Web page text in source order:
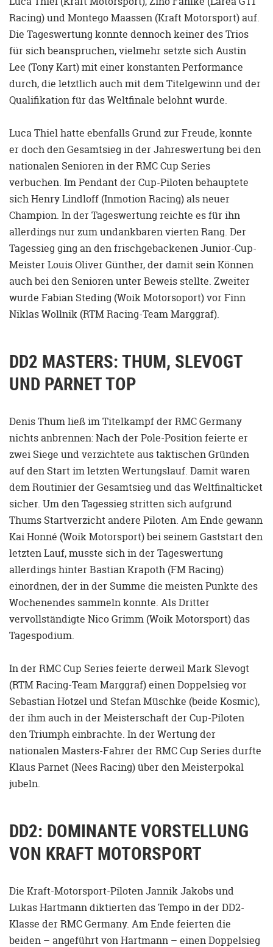
Racing) und Montego Maassen (Kraft Motorsport) auf.
Die Tageswertung konnte dennoch keiner des Trios
für sich beanspruchen, vielmehr setzte sich Austin
Lee (Tony Kart) mit einer konstanten Performance
durch, die letztlich auch mit dem Titelgewinn und der
Qualifikation für das Weltfinale belohnt wurde.
Luca Thiel hatte ebenfalls Grund zur Freude, konnte
er doch den Gesamtsieg in der Jahreswertung bei den
nationalen Senioren in der RMC Cup Series
verbuchen. Im Pendant der Cup-Piloten behauptete
sich Henry Lindloff (Inmotion Racing) als neuer
Champion. In der Tageswertung reichte es für ihn
allerdings nur zum undankbaren vierten Rang. Der
Tagessieg ging an den frischgebackenen Junior-Cup-
Meister Louis Oliver Günther, der damit sein Können
auch bei den Senioren unter Beweis stellte. Zweiter
wurde Fabian Steding (Woik Motorsoport) vor Finn
Niklas Wollnik (RTM Racing-Team Marggraf).
DD2 MASTERS: THUM, SLEVOGT
UND PARNET TOP
Denis Thum ließ im Titelkampf der RMC Germany
nichts anbrennen: Nach der Pole-Position feierte er
zwei Siege und verzichtete aus taktischen Gründen
auf den Start im letzten Wertungslauf. Damit waren
dem Routinier der Gesamtsieg und das Weltfinalticket
sicher. Um den Tagessieg stritten sich aufgrund
Thums Startverzicht andere Piloten. Am Ende gewann
Kai Honné (Woik Motorsport) bei seinem Gaststart den
letzten Lauf, musste sich in der Tageswertung
allerdings hinter Bastian Krapoth (FM Racing)
einordnen, der in der Summe die meisten Punkte des
Wochenendes sammeln konnte. Als Dritter
vervollständigte Nico Grimm (Woik Motorsport) das
Tagespodium.
In der RMC Cup Series feierte derweil Mark Slevogt
(RTM Racing-Team Marggraf) einen Doppelsieg vor
Sebastian Hotzel und Stefan Müschke (beide Kosmic),
der ihm auch in der Meisterschaft der Cup-Piloten
den Triumph einbrachte. In der Wertung der
nationalen Masters-Fahrer der RMC Cup Series durfte
Klaus Parnet (Nees Racing) über den Meisterpokal
jubeln.
DD2: DOMINANTE VORSTELLUNG
VON KRAFT MOTORSPORT
Die Kraft-Motorsport-Piloten Jannik Jakobs und
Lukas Hartmann diktierten das Tempo in der DD2-
Klasse der RMC Germany. Am Ende feierten die
beiden – angeführt von Hartmann – einen Doppelsieg